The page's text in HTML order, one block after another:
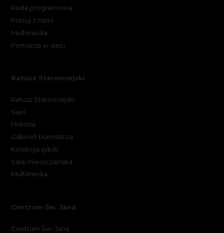
Rada programowa
Pracuj z nami
Multimedia
Pomorze w sieci
Ratusz Staromiejski
Ratusz Staromiejski
Sień
Historia
Gabinet burmistrza
Kolekcja sybilli
Sala mieszczańska
Multimedia
Centrum Św. Jana
Centrum Św. Jana